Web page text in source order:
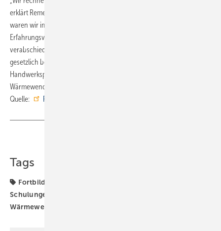
erklärt Remeha-Vertriebsleiter Franz Killinger. „Auf diesem Gebiet
waren wir immer schon Vorreiter. Diesen Wissens- und
Erfahrungsvorsprung wollen wir nun, nachdem auch das GEG
verabschiedet ist und die Zukunftssicherheit von Hybridheizungen
gesetzlich bestätigt wurde, natürlich nutzen. Unsere
Handwerkspartner nehmen wir dabei mit, sodass sie die
Wärmewende problemlos und erfolgreich begleiten können.“ ■
Quelle:
Remeha
Tags
Fortbildung
Schulungen
Wärmewende